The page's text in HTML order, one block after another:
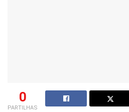
0
PARTILHAS